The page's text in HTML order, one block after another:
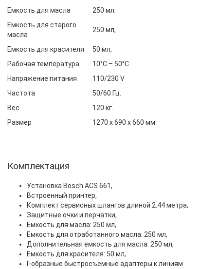
Емкость для масла
250 мл.
Емкость для старого
масла
250 мл,
Емкость для красителя
50 мл,
Рабочая температура
10°С – 50°С
Напряжение питания
110/230 V
Частота
50/60 Гц.
Вес
120 кг.
Размер
1270 х 690 х 660 мм
Комплектация
Установка Bosch ACS 661,
Встроенный принтер,
Комплект сервисных шлангов длиной 2.44 метра,
Защитные очки и перчатки,
Емкость для масла: 250 мл,
Емкость для отработанного масла: 250 мл,
Дополнительная емкость для масла: 250 мл,
Емкость для красителя: 50 мл,
Г-образные быстросъёмные адаптеры к линиям